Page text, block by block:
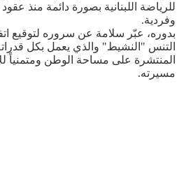
للرياضة اللبنانية بصورة دائمة منذ
وفردية.
بدوره، عبّر سلامة عن سروره لتوقيع
التنس "النشيط" والذي يعمل بكل
المنتشرة على مساحة الوطن ومتمنياً
مسيرته.